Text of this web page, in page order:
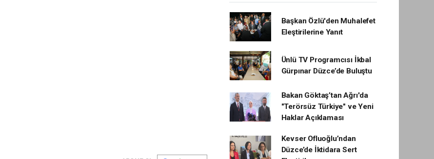
Başkan Özlü'den Muhalefet
Eleştirilerine Yanıt
Ünlü TV Programcısı İkbal
Gürpınar Düzce’de Buluştu
Bakan Göktaş’tan Ağrı'da
"Terörsüz Türkiye" ve Yeni
Haklar Açıklaması
Kevser Ofluoğlu’ndan
Düzce’de İktidara Sert